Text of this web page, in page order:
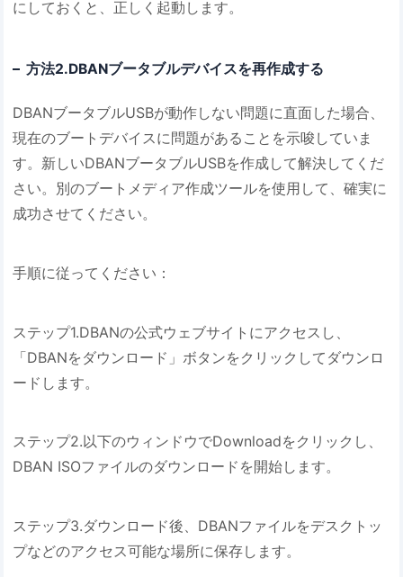
にしておくと、正しく起動します。
方法2.DBANブータブルデバイスを再作成する
DBANブータブルUSBが動作しない問題に直面した場合、
現在のブートデバイスに問題があることを示唆していま
す。新しいDBANブータブルUSBを作成して解決してくだ
さい。別のブートメディア作成ツールを使用して、確実に
成功させてください。
手順に従ってください：
ステップ1.DBANの公式ウェブサイトにアクセスし、
「DBANをダウンロード」ボタンをクリックしてダウンロ
ードします。
ステップ2.以下のウィンドウでDownloadをクリックし、
DBAN ISOファイルのダウンロードを開始します。
ステップ3.ダウンロード後、DBANファイルをデスクトッ
プなどのアクセス可能な場所に保存します。